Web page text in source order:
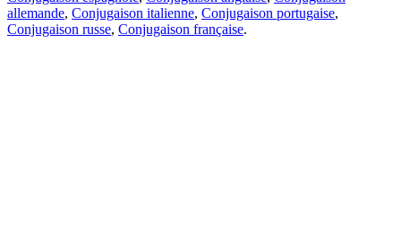
allemande, Conjugaison italienne, Conjugaison portugaise,
Conjugaison russe, Conjugaison française.